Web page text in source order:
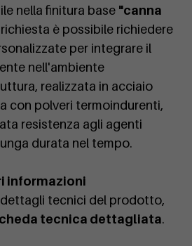
nella finitura base "canna
è possibile richiedere
per integrare il
nell'ambiente
realizzata in acciaio
con polveri termoindurenti,
resistenza agli agenti
durata nel tempo.
informazioni
tecnici del prodotto,
tecnica dettagliata.